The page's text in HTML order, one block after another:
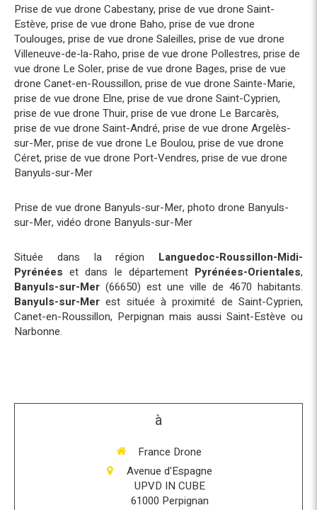
Prise de vue drone Cabestany, prise de vue drone Saint-
Estève, prise de vue drone Baho, prise de vue drone
Toulouges, prise de vue drone Saleilles, prise de vue drone
Villeneuve-de-la-Raho, prise de vue drone Pollestres, prise de
vue drone Le Soler, prise de vue drone Bages, prise de vue
drone Canet-en-Roussillon, prise de vue drone Sainte-Marie,
prise de vue drone Elne, prise de vue drone Saint-Cyprien,
prise de vue drone Thuir, prise de vue drone Le Barcarès,
prise de vue drone Saint-André, prise de vue drone Argelès-
sur-Mer, prise de vue drone Le Boulou, prise de vue drone
Céret, prise de vue drone Port-Vendres, prise de vue drone
Banyuls-sur-Mer
Prise de vue drone Banyuls-sur-Mer, photo drone Banyuls-
sur-Mer, vidéo drone Banyuls-sur-Mer
Située dans la région Languedoc-Roussillon-Midi-
Pyrénées et dans le département Pyrénées-Orientales,
Banyuls-sur-Mer (66650) est une ville de 4670 habitants.
Banyuls-sur-Mer est située à proximité de Saint-Cyprien,
Canet-en-Roussillon, Perpignan mais aussi Saint-Estève ou
Narbonne.
à
France Drone
Avenue d'Espagne
UPVD IN CUBE
61000 Perpignan